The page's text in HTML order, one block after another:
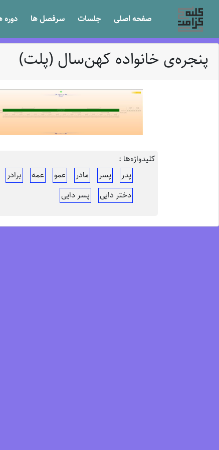
صفحه اصلی جلسات سرفصل ها دوره
پنجره‌ی خانواده کهن‌سال (پلت)
کلیدواژه‌ها :
پدر
پسر مادر عمو عمه برادر
دختر دایی
پسر دایی